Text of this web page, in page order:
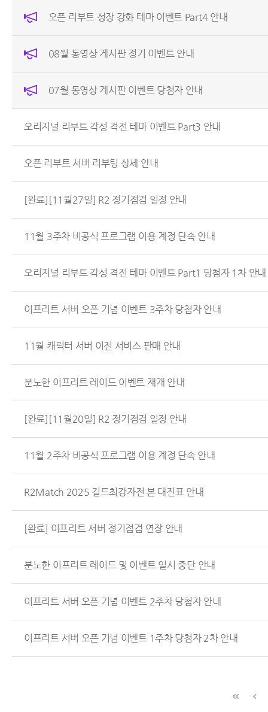
오픈 리부트 성장 강화 테마 이벤트 Part4 안내
08월 동영상 게시판 정기 이벤트 안내
07월 동영상 게시판 이벤트 당첨자 안내
오리지널 리부트 각성 격전 테마 이벤트 Part3 안내
오픈 리부트 서버 리부팅 상세 안내
[완료][11월27일] R2 정기점검 일정 안내
11월 3주차 비공식 프로그램 이용 계정 단속 안내
오리지널 리부트 각성 격전 테마 이벤트 Part1 당첨자 1차 안내
이프리트 서버 오픈 기념 이벤트 3주차 당첨자 안내
11월 캐릭터 서버 이전 서비스 판매 안내
분노한 이프리트 레이드 이벤트 재개 안내
[완료][11월20일] R2 정기점검 일정 안내
11월 2주차 비공식 프로그램 이용 계정 단속 안내
R2Match 2025 길드최강자전 본 대진표 안내
[완료] 이프리트 서버 정기점검 연장 안내
분노한 이프리트 레이드 및 이벤트 일시 중단 안내
이프리트 서버 오픈 기념 이벤트 2주차 당첨자 안내
이프리트 서버 오픈 기념 이벤트 1주차 당첨자 2차 안내